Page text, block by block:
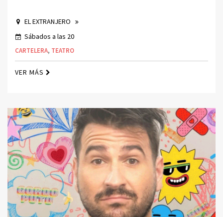
EL EXTRANJERO
Sábados a las 20
CARTELERA, TEATRO
VER MÁS